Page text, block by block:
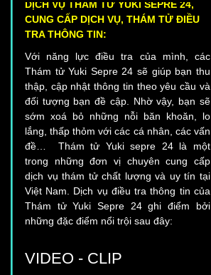
CUNG CẤP DỊCH VỤ, THÁM TỬ ĐIỀU
TRA THÔNG TIN:
Thám tử Yuki Sepre 24 sẽ giúp bạn thu
thập, cập nhật thông tin theo yêu cầu và
đối tượng bạn đề cập. Nhờ vậy, bạn sẽ
sớm xoá bỏ những nỗi băn khoăn, lo
lắng, thấp thỏm với các cá nhân, các vấn
đề… Thám tử Yuki sepre 24 là một
trong những đơn vị chuyên cung cấp
dịch vụ thám tử chất lượng và uy tín tại
Việt Nam. Dịch vụ điều tra thông tin của
Thám tử Yuki Sepre 24 ghi điểm bởi
những đặc điểm nổi trội sau đây:
VIDEO - CLIP